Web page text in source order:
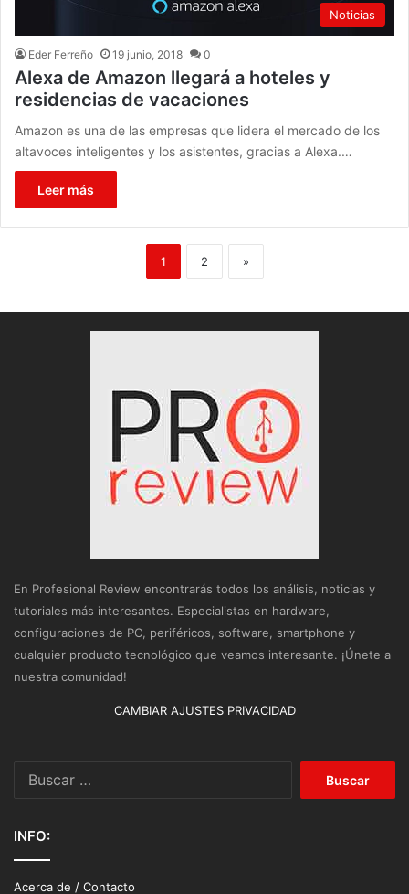
Noticias
Eder Ferreño 19 junio, 2018 0
Alexa de Amazon llegará a hoteles y
residencias de vacaciones
Amazon es una de las empresas que lidera el mercado de los
altavoces inteligentes y los asistentes, gracias a Alexa.…
Leer más
1 2 »
En Profesional Review encontrarás todos los análisis, noticias y
tutoriales más interesantes. Especialistas en hardware,
configuraciones de PC, periféricos, software, smartphone y
cualquier producto tecnológico que veamos interesante. ¡Únete a
nuestra comunidad!
CAMBIAR AJUSTES PRIVACIDAD
INFO:
Acerca de / Contacto